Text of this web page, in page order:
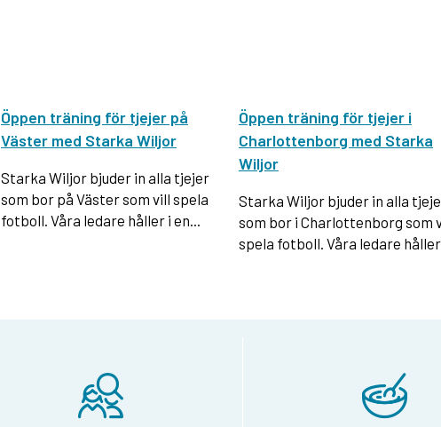
Öppen träning för tjejer på
Väster med Starka Wiljor
Starka Wiljor bjuder in alla tjejer
som bor på Väster som vill spela
fotboll. Våra ledare håller i en...
Öppen träning för tjejer i
Charlottenborg med Starka
Wiljor
Starka Wiljor bjuder in alla
som bor i Charlottenborg som
spela fotboll. Våra ledare